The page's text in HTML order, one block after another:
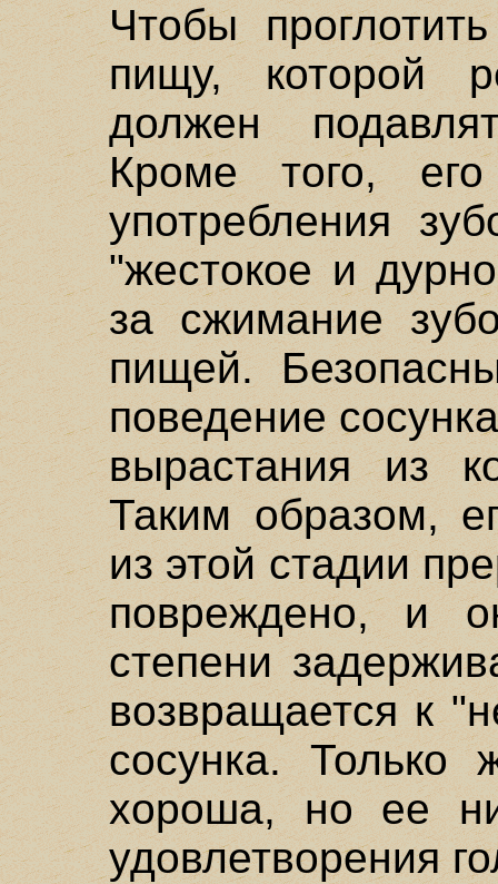
Чтобы
пищу, которой
должен
Кроме того,
употребления
"жестокое и
за сжимание
пищей.
поведение
вырастания из
Таким образом,
из этой стадии
повреждено, и
степени
возвращается к
сосунка. Только
хороша, но ее
удовлетворения